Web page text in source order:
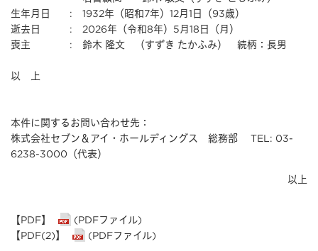
生年月日
:
1932年（昭和7年）12月1日（93歳）
逝去日
:
2026年（令和8年）5月18日（月）
喪主
: 鈴木 隆文 （すずき たかふみ） 続柄：長男
以 上
本件に関するお問い合わせ先：
株式会社セブン＆アイ・ホールディングス 総務部 TEL: 03-
6238-3000（代表）
以上
【PDF】
(PDFファイル)
【PDF(2)】
(PDFファイル)